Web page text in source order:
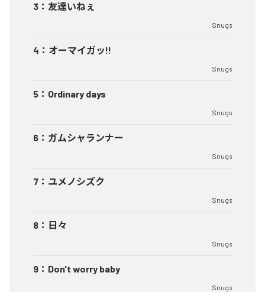
3 ： 友達いねぇ
Snugs
4 ： オーマイガッ!!
Snugs
5 ： Ordinary days
Snugs
6 ： ガムシャランナー
Snugs
7 ： ユメノシズク
Snugs
8 ： 日々
Snugs
9 ： Don't worry baby
Snugs